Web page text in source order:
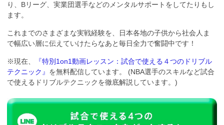
り、Bリーグ、実業団選手などのメンタルサポートをしてたりもし
ます。
これまでのさまざまな実戦経験を、日本各地の子供から社会人ま
で幅広い層に伝えていけたらなあと毎日全力で奮闘中です！
※現在、
『特別1on1動画レッスン：試合で使える４つのドリブル
テクニック』 を無料配信しています。 (NBA選手のスキルなど試合
で使えるドリブルテクニックを徹底解説しています。)